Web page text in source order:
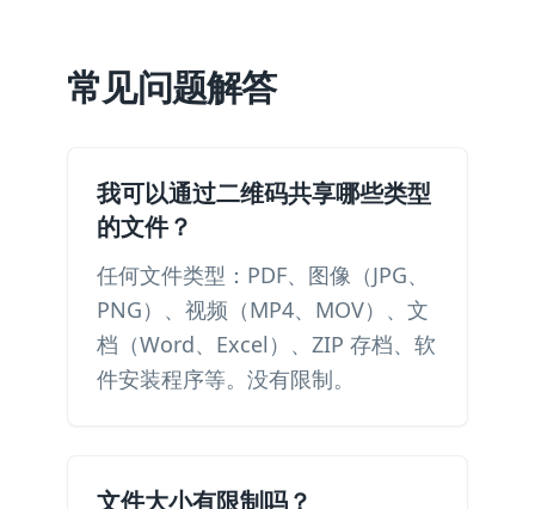
常见问题解答
我可以通过二维码共享哪些类型
的文件？
任何文件类型：PDF、图像（JPG、
PNG）、视频（MP4、MOV）、文
档（Word、Excel）、ZIP 存档、软
件安装程序等。没有限制。
文件大小有限制吗？